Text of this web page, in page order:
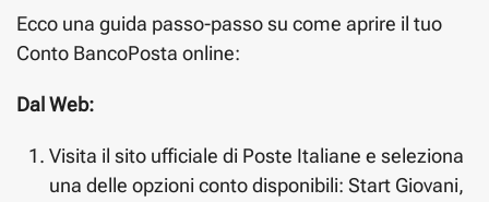
Ecco una guida passo-passo su come aprire il tuo
Conto BancoPosta online:
Dal Web:
Visita il sito ufficiale di Poste Italiane e seleziona
una delle opzioni conto disponibili: Start Giovani,